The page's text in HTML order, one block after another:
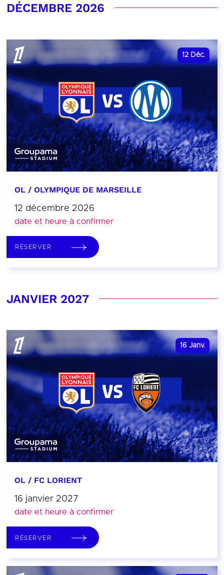
DÉCEMBRE 2026
12 Déc.
OL / OLYMPIQUE DE MARSEILLE
12 décembre 2026
date et heure à confirmer
RÉSERVER
JANVIER 2027
16 Janv.
OL / FC LORIENT
16 janvier 2027
date et heure à confirmer
RÉSERVER